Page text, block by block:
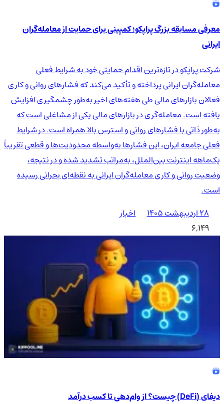
معرفی مسابقه بزرگ پراپکو؛ کمپینی برای حمایت از معامله‌گران
ایرانی
شرکت پراپکو در تازه‌ترین اقدام حمایتی خود به شرایط فعلی
معامله‌گران ایرانی پرداخته و تأکید می‌کند که فشارهای روانی و کاری
فعالان بازارهای مالی طی هفته‌های اخیر به‌طور چشمگیری افزایش
یافته است. معامله‌گری در بازارهای مالی یکی از مشاغلی است که
به‌طور ذاتی با فشارهای روانی و استرس بالا همراه است. در شرایط
فعلی جامعه ایران، این فشارها به‌واسطه محدودیت‌ها و قطعی تقریباً
یک‌ماهه اینترنت بین‌الملل، به‌مراتب تشدید شده و در نتیجه،
وضعیت روانی و کاری معامله‌گران ایرانی به نقطه‌ای بحرانی رسیده
است.
۲۸ اردیبهشت ۱۴۰۵
اخبار
6,149
دیفای (DeFi) چیست؟ از وام‌دهی تا کسب درآمد